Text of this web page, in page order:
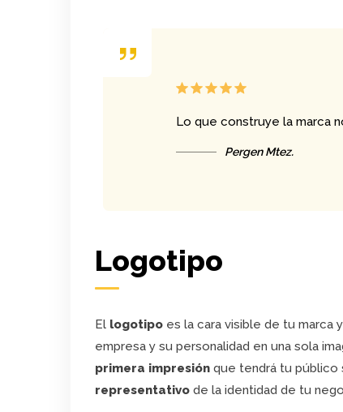
Lo que construye la marca
Pergen Mtez.
Logotipo
El logotipo es la cara visible de tu marca
empresa y su personalidad en una sola
primera impresión que tendrá tu
representativo de la identidad de tu